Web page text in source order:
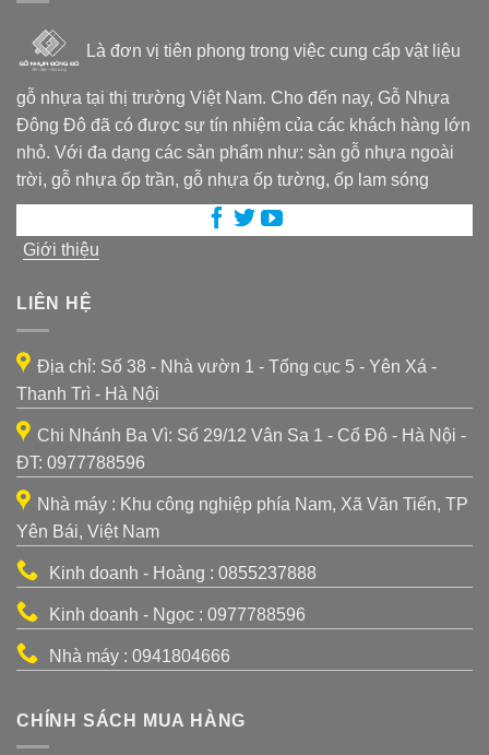
Là đơn vị tiên phong trong việc cung cấp vật liệu
gỗ nhựa tại thị trường Việt Nam. Cho đến nay, Gỗ Nhựa
Đông Đô đã có được sự tín nhiệm của các khách hàng lớn
nhỏ. Với đa dạng các sản phẩm như: sàn gỗ nhựa ngoài
trời, gỗ nhựa ốp trần, gỗ nhựa ốp tường, ốp lam sóng
Giới thiệu
LIÊN HỆ
Địa chỉ: Số 38 - Nhà vườn 1 - Tổng cục 5 - Yên Xá -
Thanh Trì - Hà Nội
Chi Nhánh Ba Vì: Số 29/12 Vân Sa 1 - Cổ Đô - Hà Nội -
ĐT: 0977788596
Nhà máy : Khu công nghiệp phía Nam, Xã Văn Tiến, TP
Yên Bái, Việt Nam
Kinh doanh - Hoàng : 0855237888
Kinh doanh - Ngọc : 0977788596
Nhà máy : 0941804666
CHÍNH SÁCH MUA HÀNG